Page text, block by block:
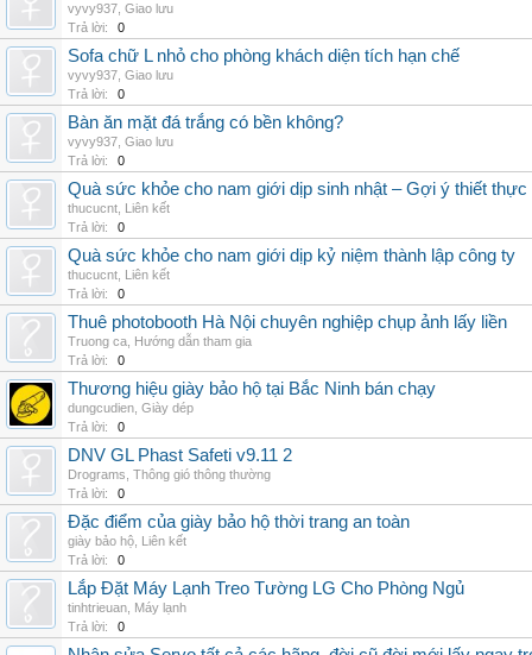
vyvy937 Giao lưu
Trả lời:
0
Sofa chữ L nhỏ cho phòng khách diện tích hạn chế
vyvy937 Giao lưu
Trả lời:
0
Bàn ăn mặt đá trắng có bền không?
vyvy937 Giao lưu
Trả lời:
0
Quà sức khỏe cho nam giới dịp sinh nhật – Gợi ý thiết thực
thucucnt Liên kết
Trả lời:
0
Quà sức khỏe cho nam giới dịp kỷ niệm thành lập công ty
thucucnt Liên kết
Trả lời:
0
Thuê photobooth Hà Nội chuyên nghiệp chụp ảnh lấy liền
Truong ca Hướng dẫn tham gia
Trả lời:
0
Thương hiệu giày bảo hộ tại Bắc Ninh bán chạy
dungcudien Giày dép
Trả lời:
0
DNV GL Phast Safeti v9.11 2
Drograms Thông gió thông thường
Trả lời:
0
Đặc điểm của giày bảo hộ thời trang an toàn
giày bảo hộ Liên kết
Trả lời:
0
Lắp Đặt Máy Lạnh Treo Tường LG Cho Phòng Ngủ
tinhtrieuan Máy lạnh
Trả lời:
0